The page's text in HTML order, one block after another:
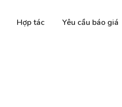
Hợp tác Yêu cầu báo giá